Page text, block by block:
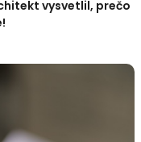
vysvetlil, prečo